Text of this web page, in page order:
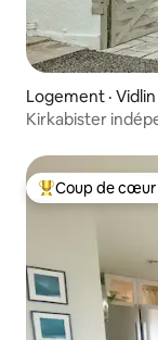
Logement · Vidlin
Kirkabister
Coup de cœur
Coup de cœur